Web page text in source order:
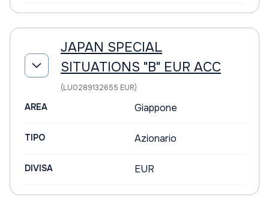
JAPAN SPECIAL
SITUATIONS "B" EUR ACC
(LU0289132655 EUR)
AREA Giappone
TIPO Azionario
DIVISA EUR